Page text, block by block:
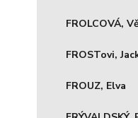
FROLCOVÁ,
FROSTovi,
FROUZ, Elva